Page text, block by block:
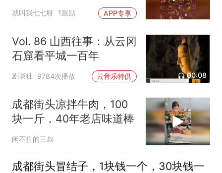
就叫我七七呀 1跟贴 APP专享
Vol. 86 山西往事：从云冈
石窟看平城一百年
剧谈社 9784次播放 云音乐特供 00:08
成都街头凉拌牛肉，100
块一斤，40年老店味道棒
闲不住的三叔
成都街头冒结子，1块钱一个，30块钱一